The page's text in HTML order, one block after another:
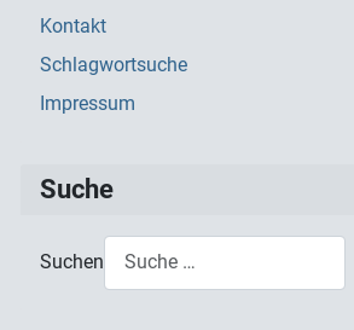
Kontakt
Schlagwortsuche
Impressum
Suche
Suchen